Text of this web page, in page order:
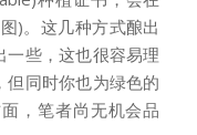
)。这几种方式酿出
一些，这也很容易理
但同时你也为绿色的
，笔者尚无机会品